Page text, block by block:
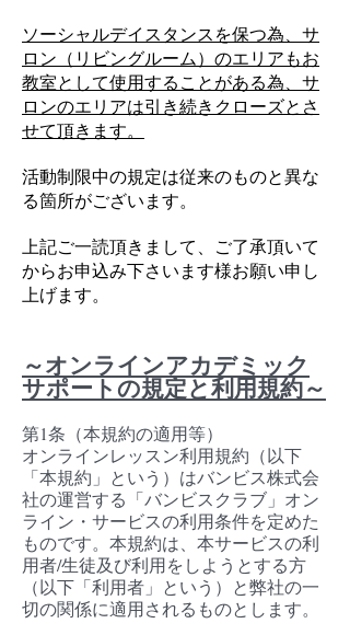
ソーシャルデイスタンスを保つ為、サ
ロン（リビングルーム）のエリアもお
教室として使用することがある為、サ
ロンのエリアは引き続きクローズとさ
せて頂きます。
活動制限中の規定は従来のものと異な
る箇所がございます。
上記ご一読頂きまして、ご了承頂いて
からお申込み下さいます様お願い申し
上げます。
～オンラインアカデミック
サポートの規定と利用規約​～
第1条（本規約の適用等）
オンラインレッスン利用規約（以下
「本規約」という）はバンビス株式会
社の運営する「バンビスクラブ」オン
ライン・サービスの利用条件を定めた
ものです。本規約は、本サービスの利
用者/生徒及び利用をしようとする方
（以下「利用者」という）と弊社の一
切の関係に適用されるものとします。